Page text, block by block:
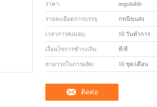
ราคา: negotiable
รายละเอียดการบรรจุ: กรณีขนส่ง
เวลาการส่งมอบ: 10 วันทำการ
เงื่อนไขการชำระเงิน: ที/ที
สามารถในการผลิต: 10 ชุด/เดือน
ติดต่อ